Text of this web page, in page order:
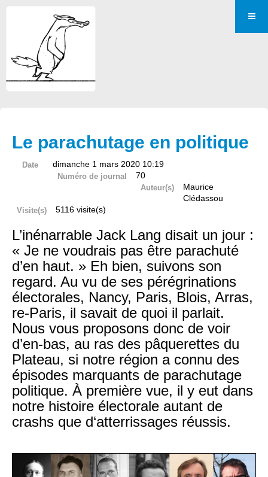
Le parachutage en politique
Date dimanche 1 mars 2020 10:19
Numéro de journal 70
Auteur(s)
Maurice
Clédassou
Visite(s) 5116 visite(s)
L’inénarrable Jack Lang disait un jour :
« Je ne voudrais pas être parachuté
d’en haut. » Eh bien, suivons son
regard. Au vu de ses pérégrinations
électorales, Nancy, Paris, Blois, Arras,
re-Paris, il savait de quoi il parlait.
Nous vous proposons donc de voir
d’en-bas, au ras des pâquerettes du
Plateau, si notre région a connu des
épisodes marquants de parachutage
politique. À première vue, il y eut dans
notre histoire électorale autant de
crashs que d‘atterrissages réussis.